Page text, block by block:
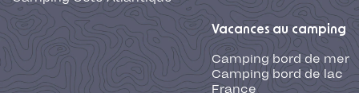
Vacances au camping
Camping bord de mer
Camping bord de lac
France